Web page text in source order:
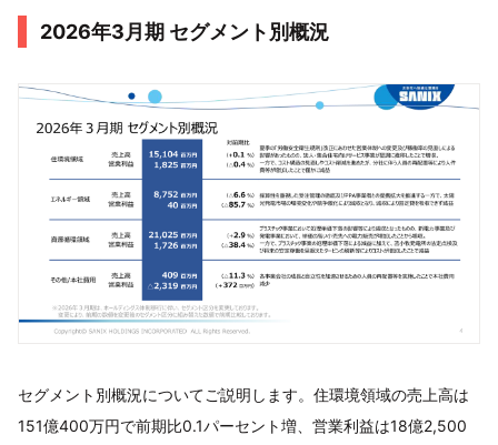
2026年3月期 セグメント別概況
セグメント別概況についてご説明します。住環境領域の売上高は
151億400万円で前期比0.1パーセント増、営業利益は18億2,500